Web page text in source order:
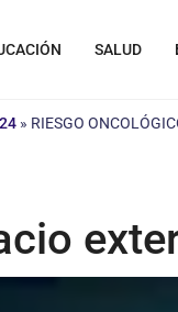
SALUD
» RIESGO